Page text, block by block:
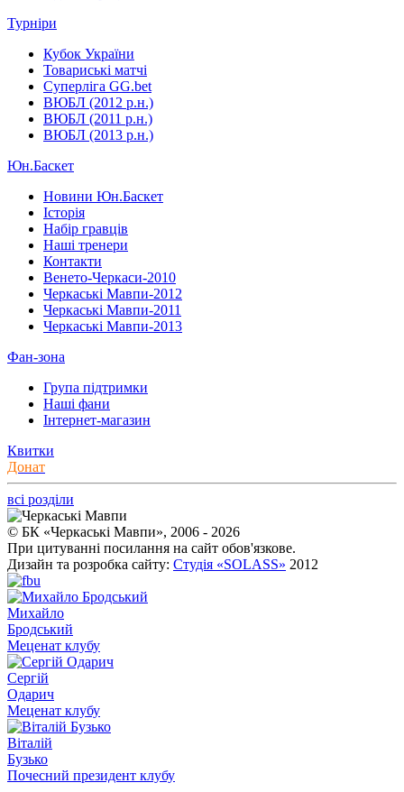
Турніри
Кубок України
Товариські матчі
Суперліга GG.bet
ВЮБЛ (2012 р.н.)
ВЮБЛ (2011 р.н.)
ВЮБЛ (2013 р.н.)
Юн.Баскет
Новини Юн.Баскет
Історія
Набір гравців
Наші тренери
Контакти
Венето-Черкаси-2010
Черкаські Мавпи-2012
Черкаські Мавпи-2011
Черкаські Мавпи-2013
Фан-зона
Група підтримки
Наші фани
Інтернет-магазин
Квитки
Донат
всі розділи
© БК «Черкаські Мавпи», 2006 - 2026
При цитуванні посилання на сайт обов'язкове.
Дизайн та розробка сайту: Студія «SOLASS» 2012
Михайло
Бродський
Меценат клубу
Сергій
Одарич
Меценат клубу
Віталій
Бузько
Почесний президент клубу